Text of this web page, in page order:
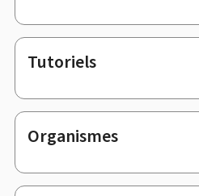
Tutoriels
Organismes